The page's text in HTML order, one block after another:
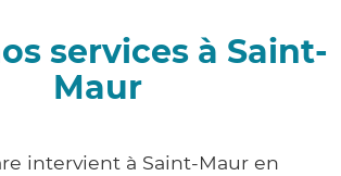
services à Saint-
Maur
intervient à Saint-Maur en